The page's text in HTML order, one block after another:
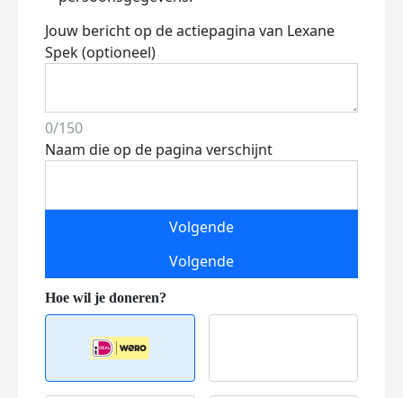
Jouw bericht op de actiepagina van Lexane
Spek (optioneel)
0/150
Naam die op de pagina verschijnt
Volgende
Volgende